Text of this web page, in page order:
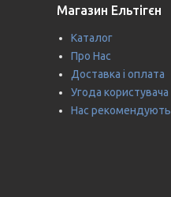
Магазин Ельтігєн
Каталог
Про Нас
Доставка і оплата
Угода користувача
Нас рекомендують